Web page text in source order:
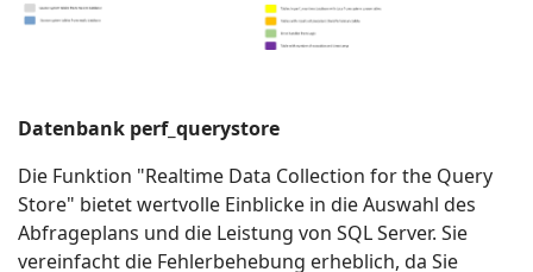
Datenbank perf_querystore
Die Funktion "Realtime Data Collection for the Query
Store" bietet wertvolle Einblicke in die Auswahl des
Abfrageplans und die Leistung von SQL Server. Sie
vereinfacht die Fehlerbehebung erheblich, da Sie